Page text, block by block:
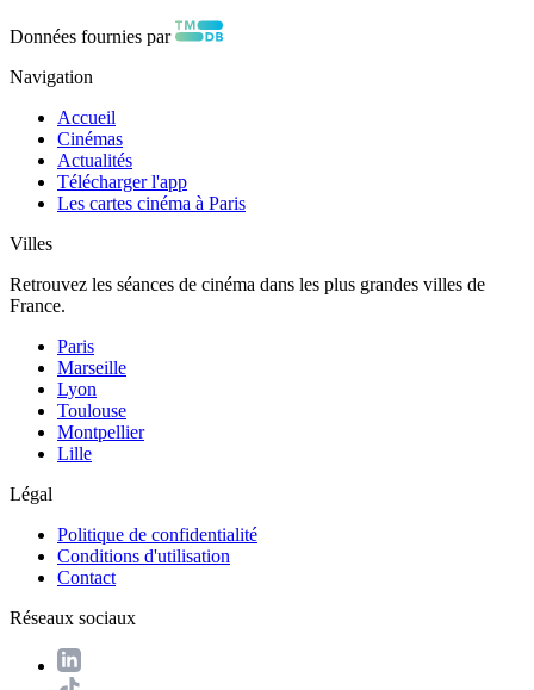
Données fournies par
Navigation
Accueil
Cinémas
Actualités
Télécharger l'app
Les cartes cinéma à Paris
Villes
Retrouvez les séances de cinéma dans les plus grandes villes de
France.
Paris
Marseille
Lyon
Toulouse
Montpellier
Lille
Légal
Politique de confidentialité
Conditions d'utilisation
Contact
Réseaux sociaux